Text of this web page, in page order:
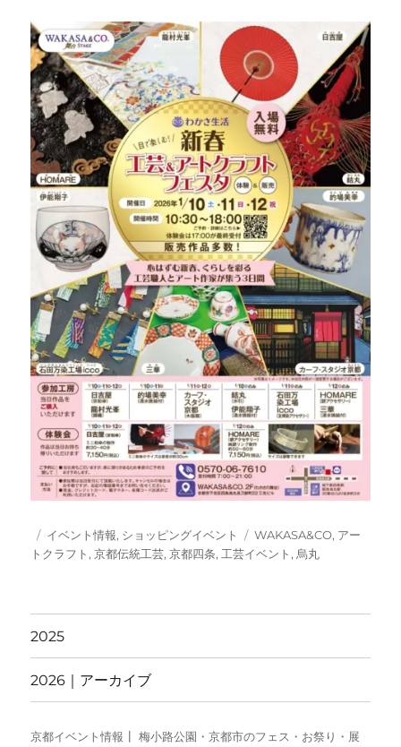
投
稿
カ
テ
イベント情報, ショッピングイベント
タ
グ
WAKASA&CO, アー
トクラフト,京都伝統工芸,京都四条,工芸イベント,烏丸
2025
2026｜アーカイブ
京都イベント情報┃ 梅小路公園・京都市のフェス・お祭り・展